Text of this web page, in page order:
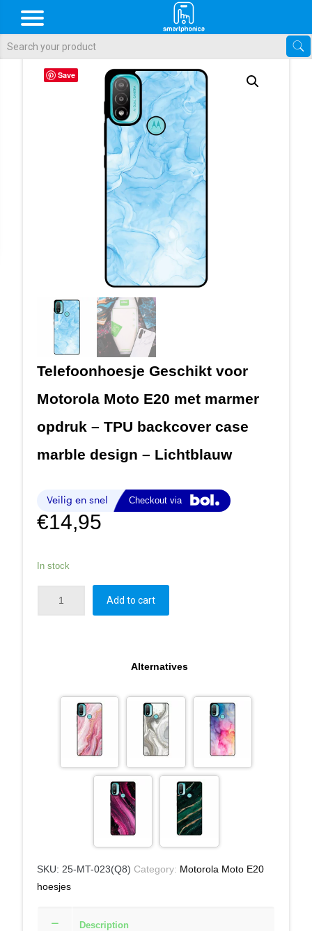
Als de resultaten voor automatisch aanvullen beschikbaar zijn,
Save
Telefoonhoesje Geschikt voor
Motorola Moto E20 met marmer
opdruk – TPU backcover case
marble design – Lichtblauw
€14,95
In stock
Add to cart
Alternatives
SKU: 25-MT-023(Q8) Category: Motorola Moto E20
hoesjes
Description